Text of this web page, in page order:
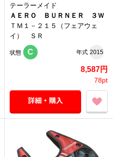
テーラーメイド
ＡＥＲＯ ＢＵＲＮＥＲ ３Ｗ
ＴＭ１－２１５（フェアウェ
イ） ＳＲ
状態 C 年式 2015
8,587円
78pt